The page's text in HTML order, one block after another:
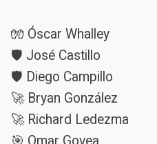
🧤 Óscar Whalley
🛡️ José Castillo
🛡️ Diego Campillo
🚀 Bryan González
🚀 Richard Ledezma
🎯 Omar Govea